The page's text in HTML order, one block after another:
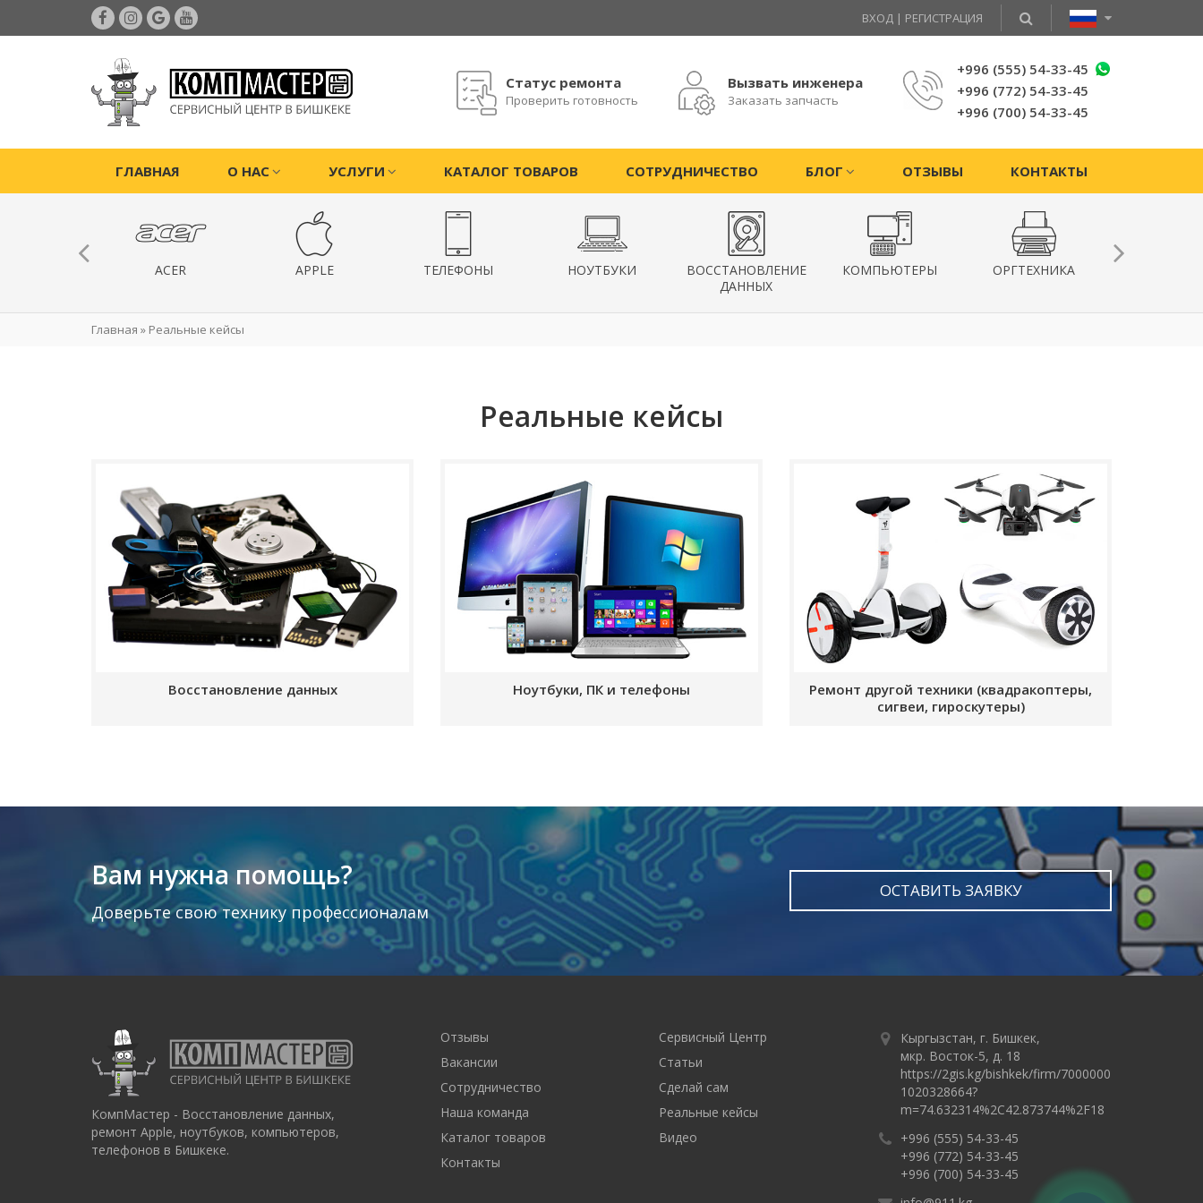
ВХОД | РЕГИСТРАЦИЯ
Статус ремонта
Проверить готовность
Вызвать инженера
Заказать запчасть
+996 (555) 54-33-45
+996 (772) 54-33-45
+996 (700) 54-33-45
ГЛАВНАЯ О НАС УСЛУГИ КАТАЛОГ ТОВАРОВ СОТРУДНИЧЕСТВО БЛОГ ОТЗЫВЫ КОНТАКТЫ
ACER APPLE ТЕЛЕФОНЫ НОУТБУКИ
ВОССТАНОВЛЕНИЕ
ДАННЫХ
КОМПЬЮТЕРЫ ОРГТЕХНИКА
Главная » Реальные кейсы
Реальные кейсы
Восстановление данных Ноутбуки, ПК и телефоны
Ремонт другой техники (квадракоптеры,
сигвеи, гироскутеры)
Вам нужна помощь?
Доверьте свою технику профессионалам
ОСТАВИТЬ ЗАЯВКУ
КомпМастер - Восстановление данных,
ремонт Apple, ноутбуков, компьютеров,
телефонов в Бишкеке.
Отзывы
Вакансии
Сотрудничество
Наша команда
Каталог товаров
Контакты
Сервисный Центр
Статьи
Сделай сам
Реальные кейсы
Видео
Кыргызстан, г. Бишкек,
мкр. Восток-5, д. 18
https://2gis.kg/bishkek/firm/7000000
1020328664?
m=74.632314%2C42.873744%2F18
+996 (555) 54-33-45
+996 (772) 54-33-45
+996 (700) 54-33-45